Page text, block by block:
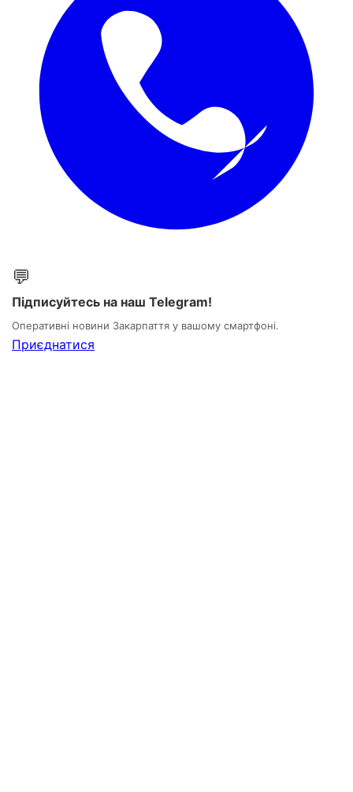
💬
Підписуйтесь на наш Telegram!
Оперативні новини Закарпаття у вашому смартфоні.
Приєднатися